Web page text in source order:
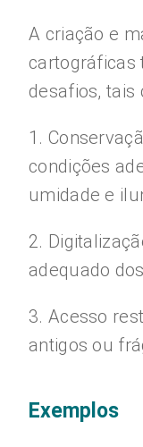
A criação e
cartográficas
desafios, tais
1.
condições
umidade e
2.
adequado
3. Acesso
antigos ou
Exemplos